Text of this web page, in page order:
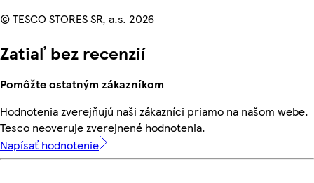
© TESCO STORES SR, a.s. 2026
Zatiaľ bez recenzií
Pomôžte ostatným zákazníkom
Hodnotenia zverejňujú naši zákazníci priamo na našom webe.
Tesco neoveruje zverejnené hodnotenia.
Napísať hodnotenie